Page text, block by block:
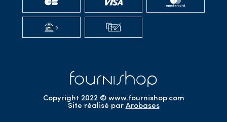
Copyright 2022 © www.fournishop.com
Site réalisé par Arobases